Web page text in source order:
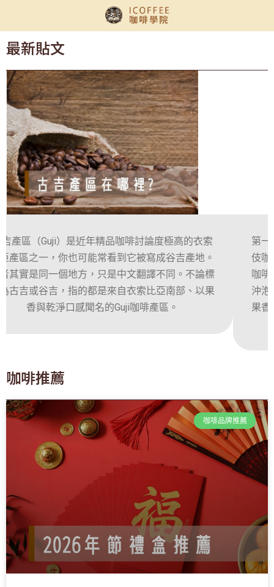
最新貼文
第一次接觸藝伎咖啡，很多人都會問同一個問題：藝
伎咖啡怎麼沖，才不會浪費這麼貴的豆子？其實藝伎
咖啡沖煮沒有想像中困難，只要掌握正確的藝伎咖啡
沖泡方式，就算是新手，用手沖也能穩定喝出花香、
果香與乾淨甜感。這篇文章會一步步帶你了解藝伎咖
咖啡推薦
咖啡品牌推薦